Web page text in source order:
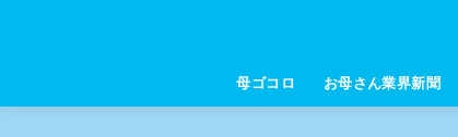
母ゴコロ お母さん業界新聞